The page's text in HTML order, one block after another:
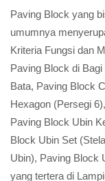
Paving Block yang
umumnya
Kriteria Fungsi dan
Paving Block di
Bata, Paving Block
Hexagon (Persegi
Paving Block Ubin
Block Ubin Set
Ubin), Paving Block
yang tertera di